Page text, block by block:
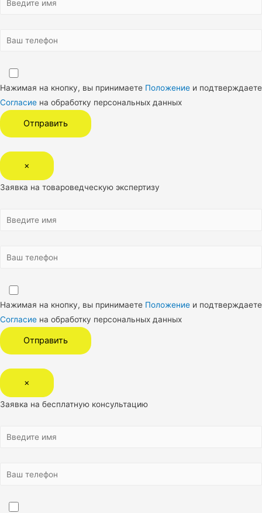
Нажимая на кнопку, вы принимаете Положение и подтверждаете
Согласие на обработку персональных данных
×
Заявка на товароведческую экспертизу
Нажимая на кнопку, вы принимаете Положение и подтверждаете
Согласие на обработку персональных данных
×
Заявка на бесплатную консультацию